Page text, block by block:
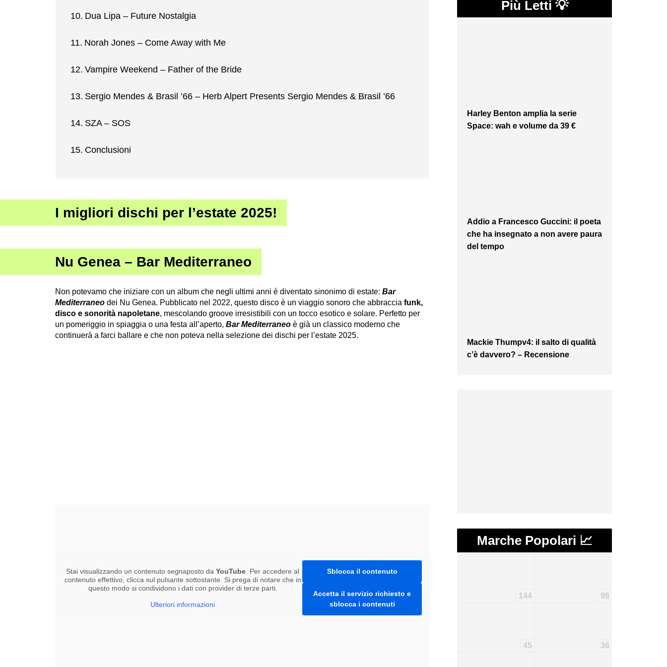
Dua Lipa – Future Nostalgia
Norah Jones – Come Away with Me
Vampire Weekend – Father of the Bride
Sergio Mendes & Brasil ’66 – Herb Alpert Presents Sergio Mendes & Brasil ’66
SZA – SOS
Conclusioni
I migliori dischi per l’estate 2025!
Nu Genea – Bar Mediterraneo
Non potevamo che iniziare con un album che negli ultimi anni è diventato sinonimo di estate: Bar
Mediterraneo dei Nu Genea. Pubblicato nel 2022, questo disco è un viaggio sonoro che abbraccia funk,
disco e sonorità napoletane, mescolando groove irresistibili con un tocco esotico e solare. Perfetto per
un pomeriggio in spiaggia o una festa all’aperto, Bar Mediterraneo è già un classico moderno che
continuerà a farci ballare e che non poteva nella selezione dei dischi per l’estate 2025.
Stai visualizzando un contenuto segnaposto da YouTube . Per accedere al
contenuto effettivo, clicca sul pulsante sottostante. Si prega di notare che in
questo modo si condividono i dati con provider di terze parti.
Ulteriori informazioni
Sblocca il contenuto
Accetta il servizio richiesto e
sblocca i contenuti
Più Letti 💡
Harley Benton amplia la serie
Space: wah e volume da 39 €
Addio a Francesco Guccini: il poeta
che ha insegnato a non avere paura
del tempo
Mackie Thumpv4: il salto di qualità
c’è davvero? – Recensione
Marche Popolari 📈
144 98
45 36